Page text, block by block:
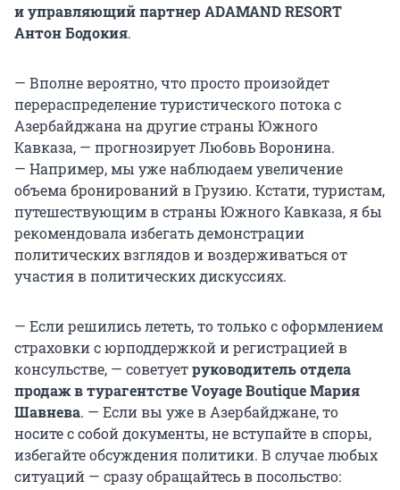
и управляющий партнер ADAMAND RESORT
Антон Бодокия.
— Вполне вероятно, что просто произойдет
перераспределение туристического потока с
Азербайджана на другие страны Южного
Кавказа, — прогнозирует Любовь Воронина.
— Например, мы уже наблюдаем увеличение
объема бронирований в Грузию. Кстати, туристам,
путешествующим в страны Южного Кавказа, я бы
рекомендовала избегать демонстрации
политических взглядов и воздерживаться от
участия в политических дискуссиях.
— Если решились лететь, то только с оформлением
страховки с юрподдержкой и регистрацией в
консульстве, — советуетруководитель отдела
продаж в турагентстве Voyage BoutiqueМария
Шавнева. — Если вы уже в Азербайджане, то
носите с собой документы, не вступайте в споры,
избегайте обсуждения политики. В случае любых
ситуаций — сразу обращайтесь в посольство: